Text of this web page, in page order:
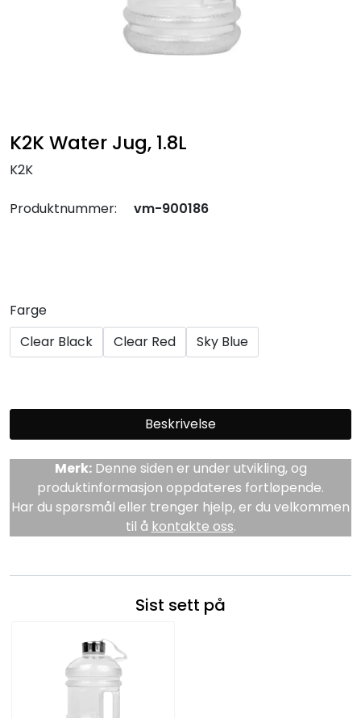
K2K Water Jug, 1.8L
K2K
Produktnummer: vm-900186
Farge
Clear Black
Clear Red Sky Blue
Beskrivelse
Merk:Denne siden er under utvikling, og
produktinformasjon oppdateres fortløpende.
Har du spørsmål eller trenger hjelp, er du velkommen
til å kontakte oss.
Sist sett på